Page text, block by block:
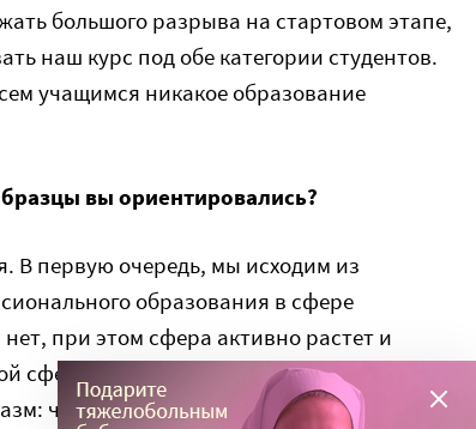
большого разрыва на стартовом этапе,
наш курс под обе категории студентов.
учащимся никакое образование
вы ориентировались?
В первую очередь, мы исходим из
образования в сфере
при этом сфера активно растет и
сфере люди уже пришли к понимаю, что это
чтобы делать добрые дела эффективно,